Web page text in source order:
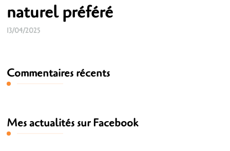
naturel préféré
13/04/2025
Commentaires récents
Mes actualités sur Facebook